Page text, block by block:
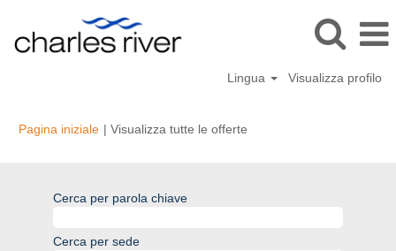
Lingua Visualizza profilo
Pagina iniziale | Visualizza tutte le offerte
Cerca per parola chiave
Cerca per sede